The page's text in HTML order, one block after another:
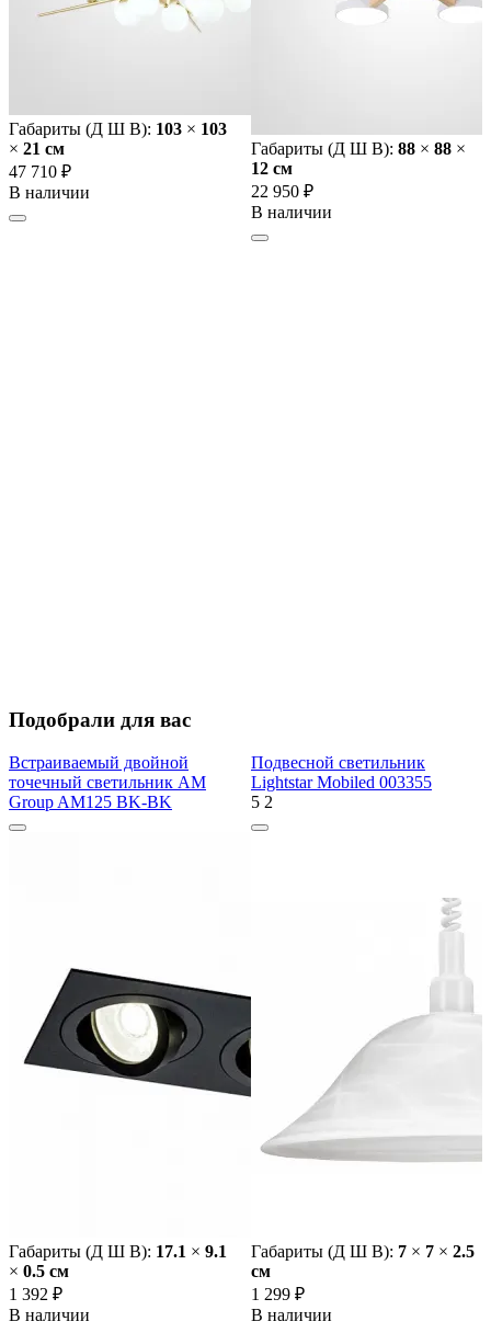
Габариты (Д Ш В): 103 × 103
× 21 cм
47 710 ₽
В наличии
Габариты (Д Ш В): 88 × 88 ×
12 cм
22 950 ₽
В наличии
Подобрали для вас
Встраиваемый двойной
точечный светильник AM
Group AM125 BK-BK
Габариты (Д Ш В): 17.1 × 9.1
× 0.5 cм
1 392 ₽
В наличии
Подвесной светильник
Lightstar Mobiled 003355
5 2
Габариты (Д Ш В): 7 × 7 × 2.5
cм
1 299 ₽
В наличии